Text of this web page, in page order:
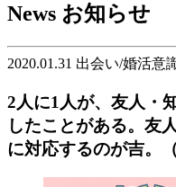
News お知らせ
2020.01.31 出会い/婚活意
2人に1人が、友人・
したことがある。友
に対応するのが吉。